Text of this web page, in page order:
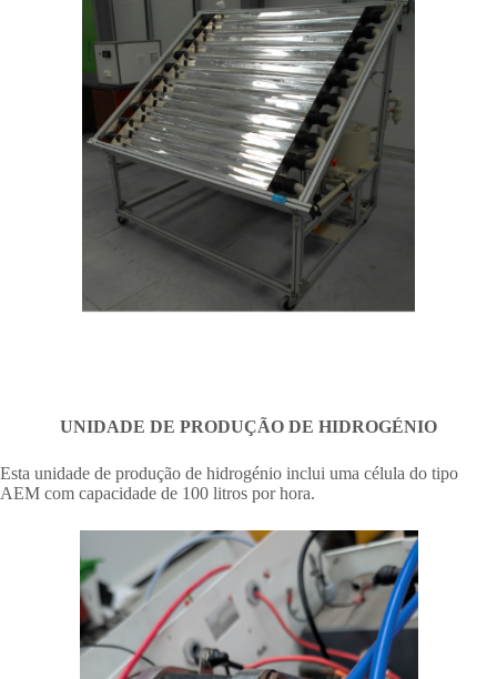
UNIDADE DE PRODUÇÃO DE HIDROGÉNIO
Esta unidade de produção de hidrogénio inclui uma célula do tipo
AEM com capacidade de 100 litros por hora.